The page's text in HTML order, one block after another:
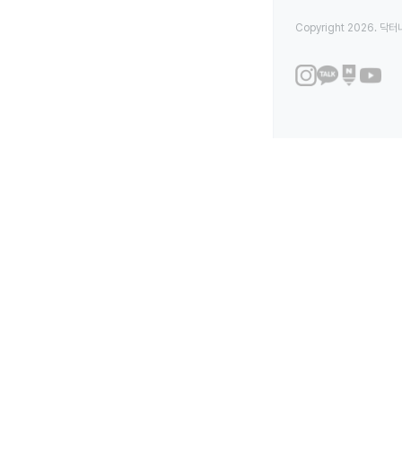
Copyright 2026. 닥터